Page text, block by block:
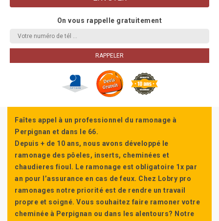
On vous rappelle gratuitement
Faîtes appel à un professionnel du ramonage à
Perpignan et dans le 66.
Depuis + de 10 ans, nous avons développé le
ramonage des pôeles, inserts, cheminées et
chaudieres fioul. Le ramonage est obligatoire 1x par
an pour l’assurance en cas de feux. Chez Lobry pro
ramonages notre priorité est de rendre un travail
propre et soigné. Vous souhaitez faire ramoner votre
cheminée à Perpignan ou dans les alentours? Notre